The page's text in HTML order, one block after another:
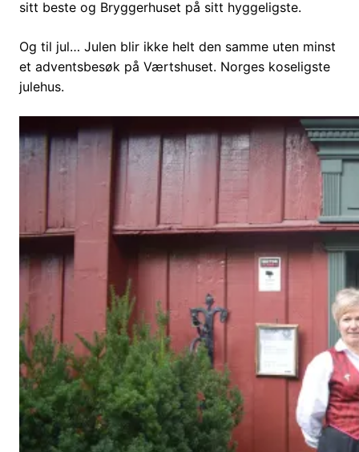
sitt beste og Bryggerhuset på sitt hyggeligste.
Og til jul… Julen blir ikke helt den samme uten minst
et adventsbesøk på Værtshuset. Norges koseligste
julehus.